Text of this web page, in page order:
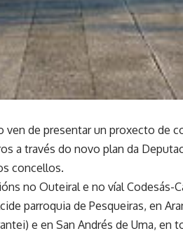
ven de presentar un proxecto de
a través do novo plan da
concellos.
no Outeiral e no víal Codesás-
parroquia de Pesqueiras, en
e en San Andrés de Uma, en